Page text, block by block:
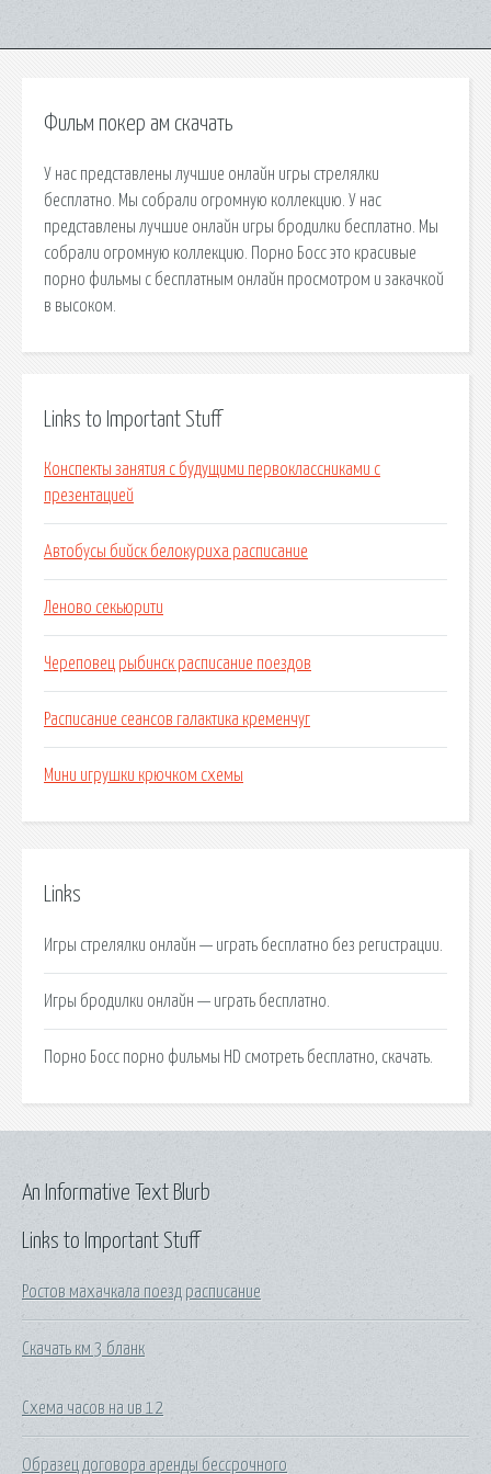
Фильм покер ам скачать
У нас представлены лучшие онлайн игры стрелялки
бесплатно. Мы собрали огромную коллекцию. У нас
представлены лучшие онлайн игры бродилки бесплатно. Мы
собрали огромную коллекцию. Порно Босс это красивые
порно фильмы с бесплатным онлайн просмотром и закачкой
в высоком.
Links to Important Stuff
Конспекты занятия с будущими первоклассниками с
презентацией
Автобусы бийск белокуриха расписание
Леново секьюрити
Череповец рыбинск расписание поездов
Расписание сеансов галактика кременчуг
Мини игрушки крючком схемы
Links
Игры стрелялки онлайн — играть бесплатно без регистрации.
Игры бродилки онлайн — играть бесплатно.
Порно Босс порно фильмы HD смотреть бесплатно, скачать.
Links to Important Stuff
Ростов махачкала поезд расписание
Скачать км 3 бланк
Схема часов на ив 12
Образец договора аренды бессрочного
An Informative Text Blurb